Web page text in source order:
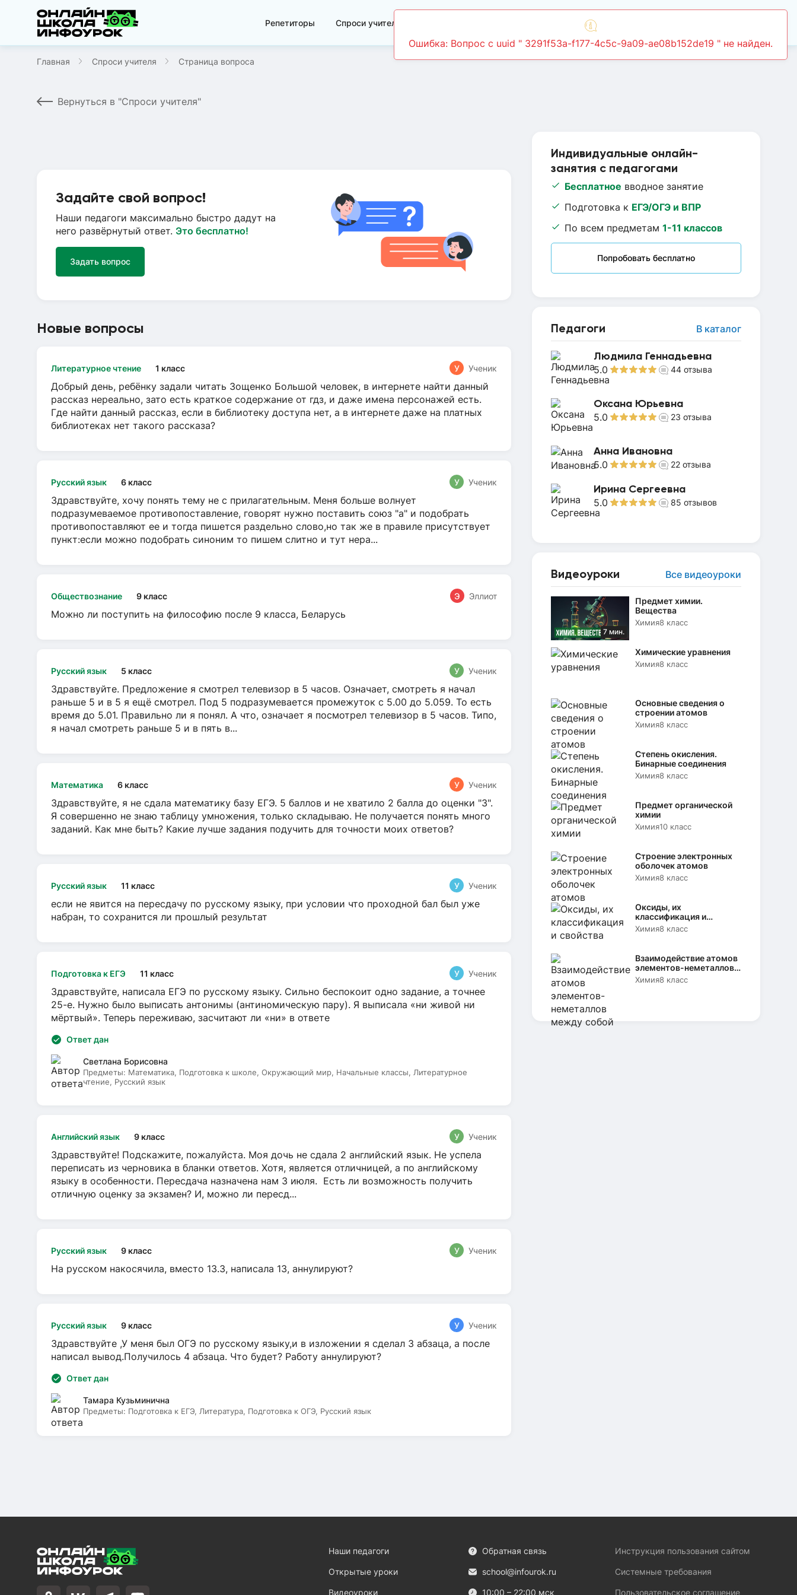
Репетиторы Спроси учителя
Ошибка: Вопрос c uuid " 3291f53a-f177-4c5c-9a09-ae08b152de19 " не найден.
Главная Спроси учителя Страница вопроса
Вернуться в "Спроси учителя"
Индивидуальные онлайн-
занятия с педагогами
Бесплатное вводное занятие
Подготовка к ЕГЭ/ОГЭ и ВПР
По всем предметам 1-11 классов
Попробовать бесплатно
Педагоги В каталог
Людмила Геннадьевна
5.0 44 отзыва
Оксана Юрьевна
5.0 23 отзыва
Анна Ивановна
5.0 22 отзыва
Ирина Сергеевна
5.0 85 отзывов
Видеоуроки Все видеоуроки
7 мин.
Предмет химии.
Вещества
Химия8 класс
Химические уравнения
Химия8 класс
Основные сведения о
строении атомов
Химия8 класс
Степень окисления.
Бинарные соединения
Химия8 класс
Предмет органической
химии
Химия10 класс
Строение электронных
оболочек атомов
Химия8 класс
Оксиды, их
классификация и
свойства
Химия8 класс
Взаимодействие атомов
элементов-неметаллов
между собой
Химия8 класс
Задайте свой вопрос!
Наши педагоги максимально быстро дадут на
него развёрнутый ответ. Это бесплатно!
Задать вопрос
Новые вопросы
Литературное чтение 1 класс У Ученик
Добрый день, ребёнку задали читать Зощенко Большой человек, в интернете найти данный
рассказ нереально, зато есть краткое содержание от гдз, и даже имена персонажей есть.
Где найти данный рассказ, если в библиотеку доступа нет, а в интернете даже на платных
библиотеках нет такого рассказа?
Русский язык 6 класс У Ученик
Здравствуйте, хочу понять тему не с прилагательным. Меня больше волнует
подразумеваемое противопоставление, говорят нужно поставить союз "а" и подобрать
противопоставляют ее и тогда пишется раздельно слово,но так же в правиле присутствует
пункт:если можно подобрать синоним то пишем слитно и тут нера...
Обществознание 9 класс Э Эллиот
Можно ли поступить на философию после 9 класса, Беларусь
Русский язык 5 класс У Ученик
Здравствуйте. Предложение я смотрел телевизор в 5 часов. Означает, смотреть я начал
раньше 5 и в 5 я ещё смотрел. Под 5 подразумевается промежуток с 5.00 до 5.059. То есть
время до 5.01. Правильно ли я понял. А что, означает я посмотрел телевизор в 5 часов. Типо,
я начал смотреть раньше 5 и в пять в...
Математика 6 класс У Ученик
Здравствуйте, я не сдала математику базу ЕГЭ. 5 баллов и не хватило 2 балла до оценки "3".
Я совершенно не знаю таблицу умножения, только складываю. Не получается понять много
заданий. Как мне быть? Какие лучше задания подучить для точности моих ответов?
Русский язык 11 класс У Ученик
если не явится на пересдачу по русскому языку, при условии что проходной бал был уже
набран, то сохранится ли прошлый результат
Подготовка к ЕГЭ 11 класс У Ученик
Здравствуйте, написала ЕГЭ по русскому языку. Сильно беспокоит одно задание, а точнее
25-е. Нужно было выписать антонимы (антиномическую пару). Я выписала «ни живой ни
мёртвый». Теперь переживаю, засчитают ли «ни» в ответе
Ответ дан
Светлана Борисовна
Предметы: Математика, Подготовка к школе, Окружающий мир, Начальные классы, Литературное
чтение, Русский язык
Английский язык 9 класс У Ученик
Здравствуйте! Подскажите, пожалуйста. Моя дочь не сдала 2 английский язык. Не успела
переписать из черновика в бланки ответов. Хотя, является отличницей, а по английскому
языку в особенности. Пересдача назначена нам 3 июля. Есть ли возможность получить
отличную оценку за экзамен? И, можно ли пересд...
Русский язык 9 класс У Ученик
На русском накосячила, вместо 13.3, написала 13, аннулируют?
Русский язык 9 класс У Ученик
Здравствуйте ,У меня был ОГЭ по русскому языку,и в изложении я сделал 3 абзаца, а после
написал вывод.Получилось 4 абзаца. Что будет? Работу аннулируют?
Ответ дан
Тамара Кузьминична
Предметы: Подготовка к ЕГЭ, Литература, Подготовка к ОГЭ, Русский язык
Наши педагоги
Открытые уроки
Видеоуроки
Обратная связь
school@infourok.ru
10:00 – 22:00 мск
Инструкция пользования сайтом
Системные требования
Пользовательское соглашение